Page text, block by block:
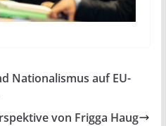
Nationalismus auf EU-
von Frigga Haug